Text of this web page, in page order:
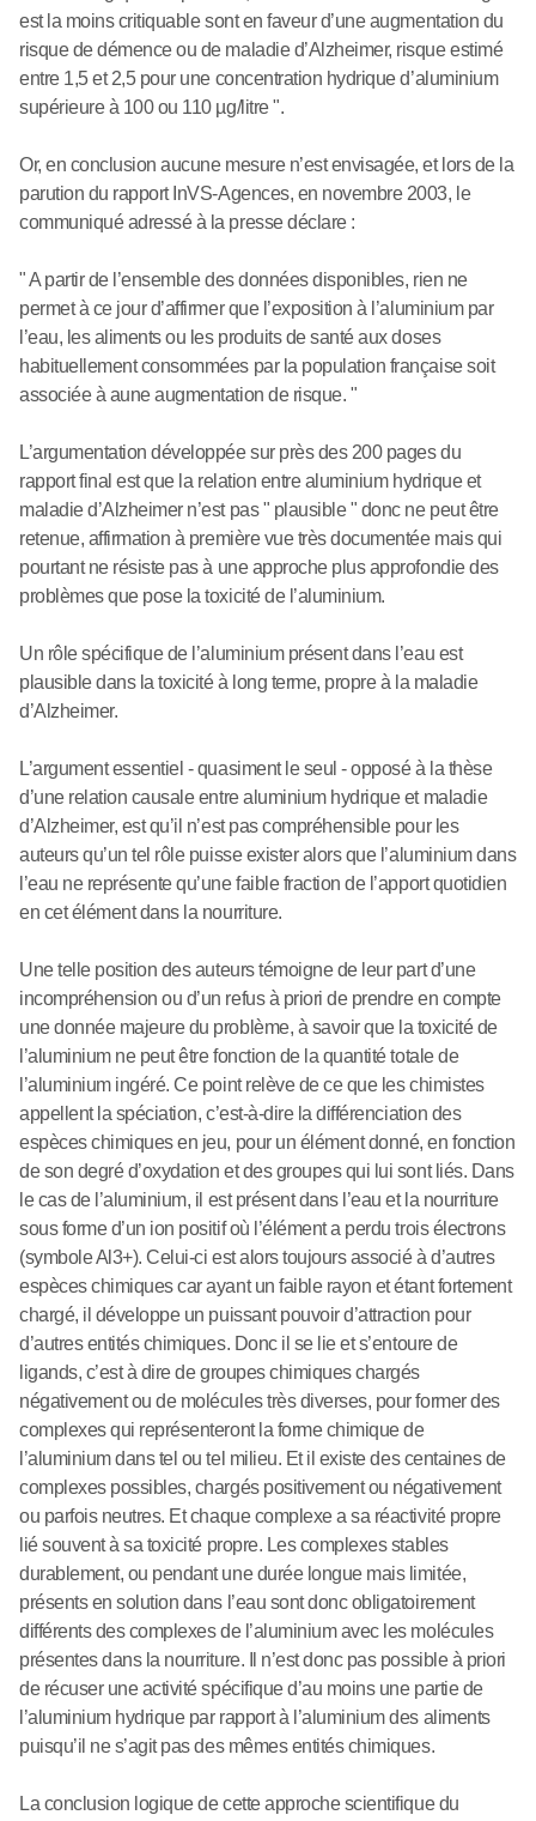
est la moins critiquable sont en faveur d’une augmentation du
risque de démence ou de maladie d’Alzheimer, risque estimé
entre 1,5 et 2,5 pour une concentration hydrique d’aluminium
supérieure à 100 ou 110 µg/litre ".
Or, en conclusion aucune mesure n’est envisagée, et lors de la
parution du rapport InVS-Agences, en novembre 2003, le
communiqué adressé à la presse déclare :
" A partir de l’ensemble des données disponibles, rien ne
permet à ce jour d’affirmer que l’exposition à l’aluminium par
l’eau, les aliments ou les produits de santé aux doses
habituellement consommées par la population française soit
associée à aune augmentation de risque. "
L’argumentation développée sur près des 200 pages du
rapport final est que la relation entre aluminium hydrique et
maladie d’Alzheimer n’est pas " plausible " donc ne peut être
retenue, affirmation à première vue très documentée mais qui
pourtant ne résiste pas à une approche plus approfondie des
problèmes que pose la toxicité de l’aluminium.
Un rôle spécifique de l’aluminium présent dans l’eau est
plausible dans la toxicité à long terme, propre à la maladie
d’Alzheimer.
L’argument essentiel - quasiment le seul - opposé à la thèse
d’une relation causale entre aluminium hydrique et maladie
d’Alzheimer, est qu’il n’est pas compréhensible pour les
auteurs qu’un tel rôle puisse exister alors que l’aluminium dans
l’eau ne représente qu’une faible fraction de l’apport quotidien
en cet élément dans la nourriture.
Une telle position des auteurs témoigne de leur part d’une
incompréhension ou d’un refus à priori de prendre en compte
une donnée majeure du problème, à savoir que la toxicité de
l’aluminium ne peut être fonction de la quantité totale de
l’aluminium ingéré. Ce point relève de ce que les chimistes
appellent la spéciation, c’est-à-dire la différenciation des
espèces chimiques en jeu, pour un élément donné, en fonction
de son degré d’oxydation et des groupes qui lui sont liés. Dans
le cas de l’aluminium, il est présent dans l’eau et la nourriture
sous forme d’un ion positif où l’élément a perdu trois électrons
(symbole Al3+). Celui-ci est alors toujours associé à d’autres
espèces chimiques car ayant un faible rayon et étant fortement
chargé, il développe un puissant pouvoir d’attraction pour
d’autres entités chimiques. Donc il se lie et s’entoure de
ligands, c’est à dire de groupes chimiques chargés
négativement ou de molécules très diverses, pour former des
complexes qui représenteront la forme chimique de
l’aluminium dans tel ou tel milieu. Et il existe des centaines de
complexes possibles, chargés positivement ou négativement
ou parfois neutres. Et chaque complexe a sa réactivité propre
lié souvent à sa toxicité propre. Les complexes stables
durablement, ou pendant une durée longue mais limitée,
présents en solution dans l’eau sont donc obligatoirement
différents des complexes de l’aluminium avec les molécules
présentes dans la nourriture. Il n’est donc pas possible à priori
de récuser une activité spécifique d’au moins une partie de
l’aluminium hydrique par rapport à l’aluminium des aliments
puisqu’il ne s’agit pas des mêmes entités chimiques.
La conclusion logique de cette approche scientifique du